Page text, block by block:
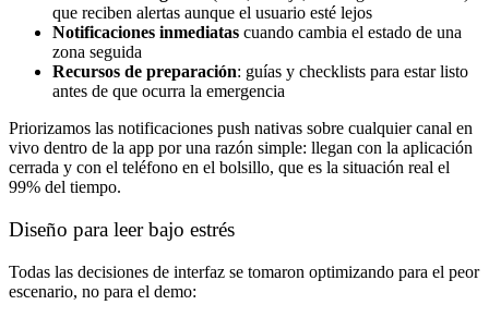
que reciben alertas aunque el usuario esté lejos
Notificaciones inmediatas cuando cambia el estado de una
zona seguida
Recursos de preparación: guías y checklists para estar listo
antes de que ocurra la emergencia
Priorizamos las notificaciones push nativas sobre cualquier canal en
vivo dentro de la app por una razón simple: llegan con la aplicación
cerrada y con el teléfono en el bolsillo, que es la situación real el
99% del tiempo.
Diseño para leer bajo estrés
Todas las decisiones de interfaz se tomaron optimizando para el peor
escenario, no para el demo: